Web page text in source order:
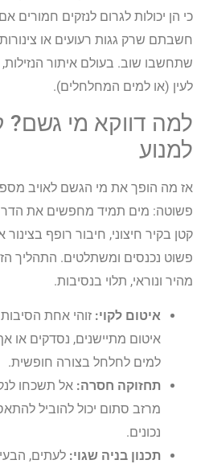
כי הן יכולות לגרום לנזקים
חשבתם שרק גגות רעועים או
שתחשבו שוב. בעולם איתור
לעין (או למים המחלחלים).
למה דווקא מי גשם?
למנוע
אז מה הופך את מי הגשם לאויב
פשוטה: מים תמיד מחפשים את
קטן בקיר חיצוני, חיבור רופף
פשוט נכנסים ומשתלטים. התהליך
מהיר ונוראי, תלוי בנסיבות.
איטום לקוי: זוהי אחת
איטום מתיישנים, נסדקים
למים לחלחל בצורה חופשית.
תחזוקה חסרה: אל תשכחו
מרזב סתום יכול להוביל
נכונים.
תכנון בניה שגוי: לעתים,